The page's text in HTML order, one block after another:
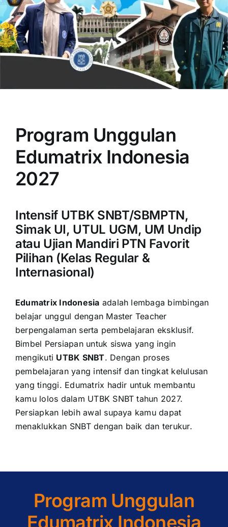
OUR PROGRAM
CONTACT US
Program Unggulan
Edumatrix Indonesia
2027
Intensif UTBK SNBT/SBMPTN,
Simak UI, UTUL UGM, UM Undip
atau Ujian Mandiri PTN Favorit
Pilihan (Kelas Regular &
Internasional)
Edumatrix Indonesia adalah lembaga bimbingan
belajar unggul dengan Master Teacher
berpengalaman serta pembelajaran eksklusif.
Bimbel Persiapan untuk siswa yang ingin
mengikuti UTBK SNBT. Dengan proses
pembelajaran yang intensif dan tingkat kelulusan
yang tinggi. Edumatrix hadir untuk membantu
kamu lolos dalam UTBK SNBT tahun 2027.
Persiapkan lebih awal supaya kamu dapat
menaklukkan SNBT dengan baik dan terukur.
Program Unggulan